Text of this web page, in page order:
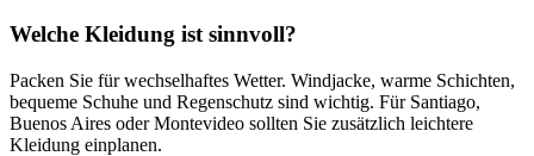
Welche Kleidung ist sinnvoll?
Packen Sie für wechselhaftes Wetter. Windjacke, warme Schichten,
bequeme Schuhe und Regenschutz sind wichtig. Für Santiago,
Buenos Aires oder Montevideo sollten Sie zusätzlich leichtere
Kleidung einplanen.